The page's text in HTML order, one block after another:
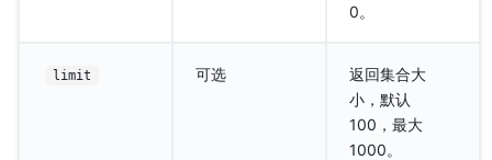
0。
limit 可选
返回集合大
小，默认
100，最大
1000。